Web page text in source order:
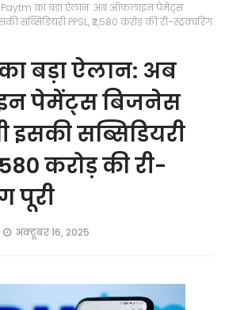
Paytm का बड़ा ऐलान: अब ऑफलाइन पेमेंट्स
सब्सिडियरी PPSL, ₹2,580 करोड़ की री-स्ट्रक्चरिंग
बड़ा ऐलान: अब
पेमेंट्स बिजनेस
सब्सिडियरी
करोड़ की री-
पूरी
अक्टूबर 16, 2025